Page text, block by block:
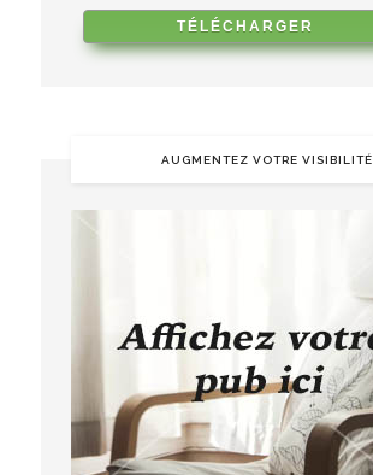
AUGMENTEZ VOTRE